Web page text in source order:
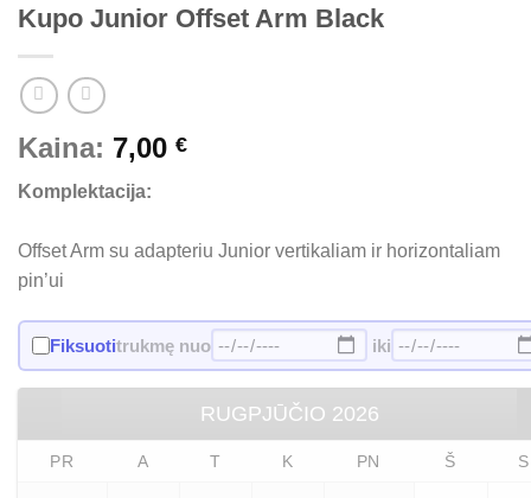
Kupo Junior Offset Arm Black
Kaina: 7,00 €
Komplektacija:
Offset Arm su adapteriu Junior vertikaliam ir horizontaliam
pin’ui
Fiksuotitrukmę nuo iki
RUGPJŪČIO 2026
PR A T K PN Š S